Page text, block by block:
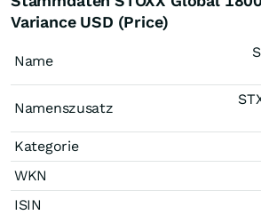
Variance USD (Price)
Name
Namenszusatz
Kategorie
WKN
ISIN